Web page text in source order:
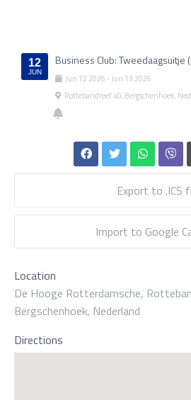
12
JUN
Business Club: Tweedaagsuitje
Jun 122026 - Jun 132026
Rottebandreef 40, Bergschenhoek,
Export to .ICS
Import to Google
Location
De Hooge Rotterdamsche,
Bergschenhoek, Nederland
Directions